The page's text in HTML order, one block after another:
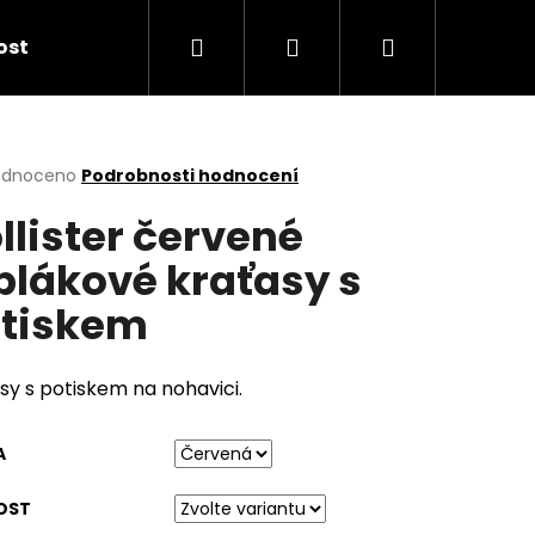
Hledat PřihlášeníNákupní
Podrobnosti hodnocení
červené
kraťasy s
s potiskem na nohavici.